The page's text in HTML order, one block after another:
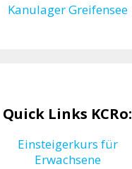
Kanulager Greifensee
Quick Links KCRo:
Einsteigerkurs für
Erwachsene